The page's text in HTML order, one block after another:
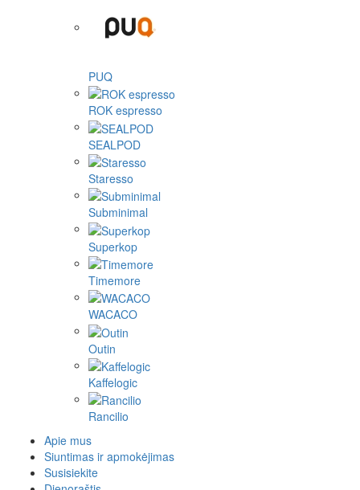
PUQ
ROK espresso
SEALPOD
Staresso
Subminimal
Superkop
Timemore
WACACO
Outin
Kaffelogic
Rancilio
Apie mus
Siuntimas ir apmokėjimas
Susisiekite